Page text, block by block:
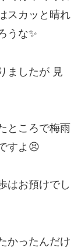
スカッと晴れ
うな✨
ましたが 見
ところで梅雨
すよ😣
はお預けでし
かったんだけ